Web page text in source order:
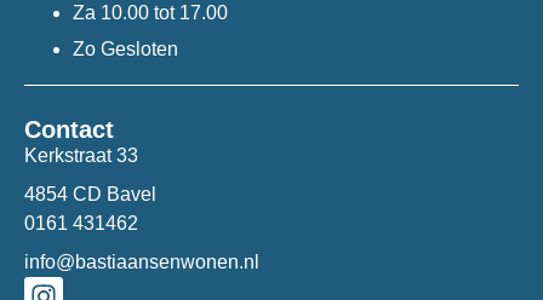
Za 10.00 tot 17.00
Zo Gesloten
Contact
Kerkstraat 33
4854 CD Bavel
0161 431462
info@bastiaansenwonen.nl